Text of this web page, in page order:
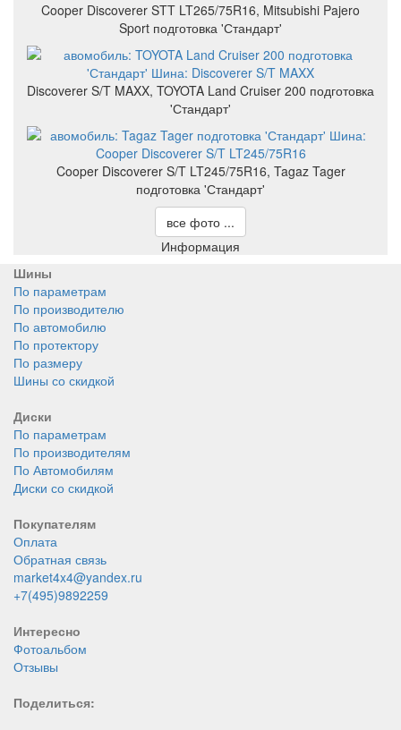
Cooper Discoverer STT LT265/75R16, Mitsubishi Pajero
Sport подготовка 'Стандарт'
Discoverer S/T MAXX, TOYOTA Land Cruiser 200 подготовка
'Стандарт'
Cooper Discoverer S/T LT245/75R16, Tagaz Tager
подготовка 'Стандарт'
все фото ...
Информация
Шины
По параметрам
По производителю
По автомобилю
По протектору
По размеру
Шины со скидкой
Диски
По параметрам
По производителям
По Автомобилям
Диски со скидкой
Покупателям
Оплата
Обратная связь
market4x4@yandex.ru
+7(495)9892259
Интересно
Фотоальбом
Отзывы
Поделиться: